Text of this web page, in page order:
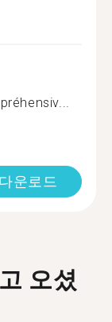
운로드
오셨